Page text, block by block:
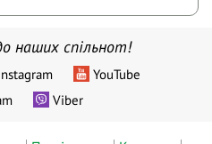
наших спільнот!
YouTube
Viber